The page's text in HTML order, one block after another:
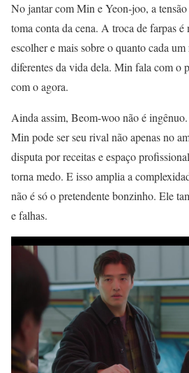
No jantar com Min e Yeon-joo, a
toma conta da cena. A troca de farpas
escolher e mais sobre o quanto cada um
diferentes da vida dela. Min fala com o
com o agora.
Ainda assim, Beom-woo não é
Min pode ser seu rival não apenas no
disputa por receitas e espaço
torna medo. E isso amplia a
não é só o pretendente bonzinho. Ele
e falhas.